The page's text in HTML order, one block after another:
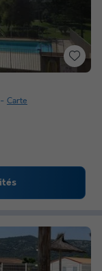
Carte